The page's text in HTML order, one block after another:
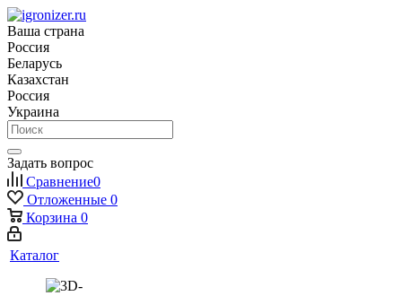
Ваша страна
Россия
Беларусь
Казахстан
Россия
Украина
Задать вопрос
Сравнение0
Отложенные 0
Корзина 0
Каталог